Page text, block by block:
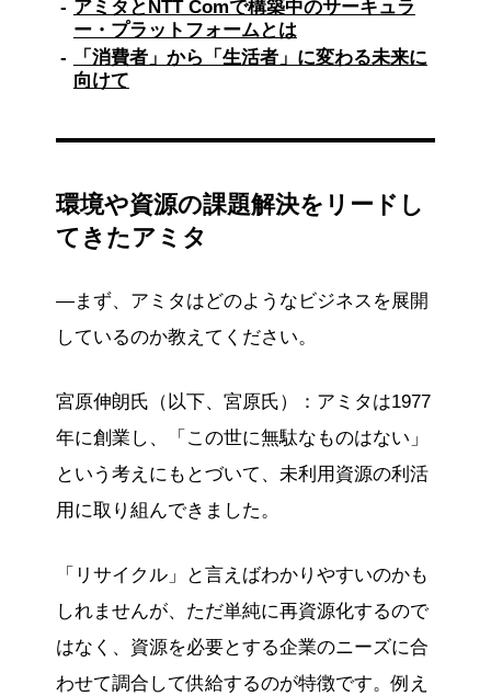
アミタとNTT Comで構築中のサーキュラ
ー・プラットフォームとは
「消費者」から「生活者」に変わる未来に
向けて
環境や資源の課題解決をリードし
てきたアミタ
―まず、アミタはどのようなビジネスを展開
しているのか教えてください。
宮原伸朗氏（以下、宮原氏）：アミタは1977
年に創業し、「この世に無駄なものはない」
という考えにもとづいて、未利用資源の利活
用に取り組んできました。
「リサイクル」と言えばわかりやすいのかも
しれませんが、ただ単純に再資源化するので
はなく、資源を必要とする企業のニーズに合
わせて調合して供給するのが特徴です。例え